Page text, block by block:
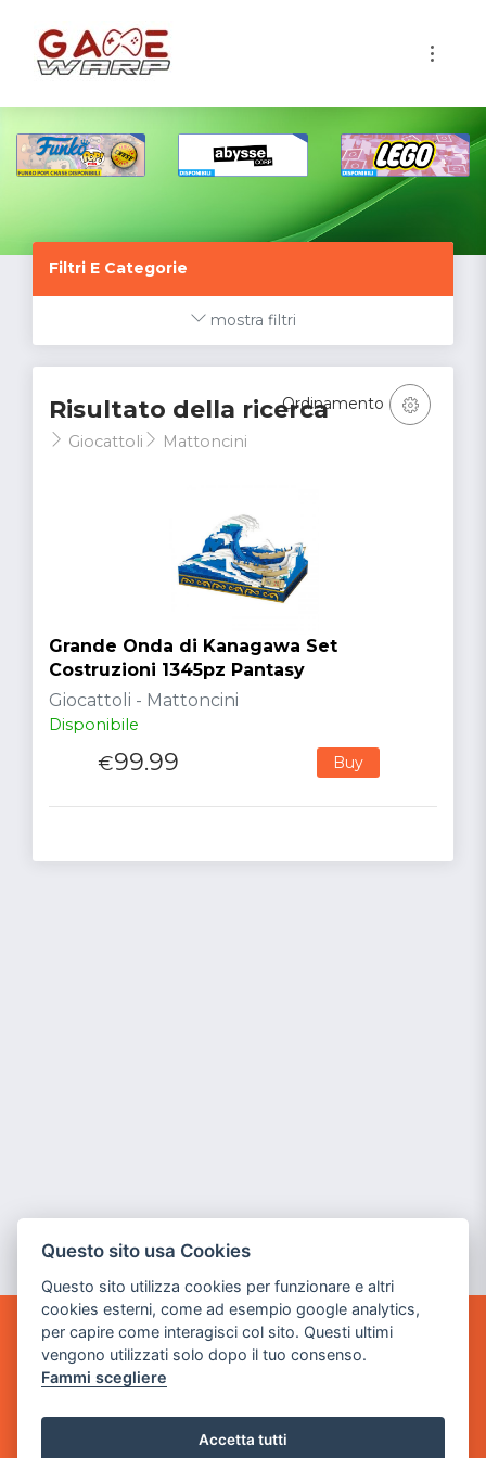
Filtri E Categorie
mostra filtri
Risultato della ricerca
Giocattoli Mattoncini
Ordinamento
Grande Onda di Kanagawa Set
Costruzioni 1345pz Pantasy
Giocattoli - Mattoncini
Disponibile
€99.99 Buy
GAME WARP
BY POWER GAME SRL
Sede Legale
via Villaggio dei Platani, 3
Questo sito usa Cookies
Questo sito utilizza cookies per funzionare e altri
cookies esterni, come ad esempio google analytics,
per capire come interagisci col sito. Questi ultimi
vengono utilizzati solo dopo il tuo consenso.
Fammi scegliere
Accetta tutti